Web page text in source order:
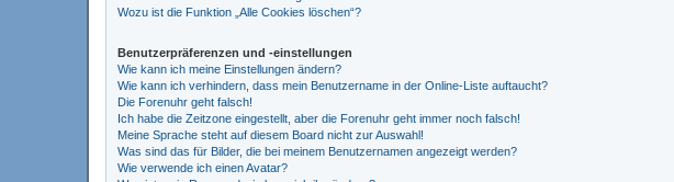
Wozu ist die Funktion „Alle Cookies löschen“?
Benutzerpräferenzen und -einstellungen
Wie kann ich meine Einstellungen ändern?
Wie kann ich verhindern, dass mein Benutzername in der Online-Liste auftaucht?
Die Forenuhr geht falsch!
Ich habe die Zeitzone eingestellt, aber die Forenuhr geht immer noch falsch!
Meine Sprache steht auf diesem Board nicht zur Auswahl!
Was sind das für Bilder, die bei meinem Benutzernamen angezeigt werden?
Wie verwende ich einen Avatar?